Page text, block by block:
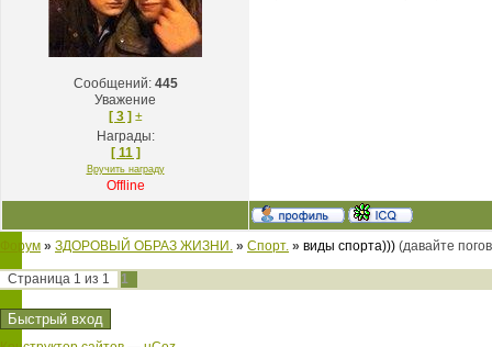
Сообщений: 445
Уважение
[ 3 ] ±
Награды:
[ 11 ]
Вручить награду
Offline
Форум » ЗДОРОВЫЙ ОБРАЗ ЖИЗНИ. » Спорт. » виды спорта))) (давайте
Страница 1 из 1 1